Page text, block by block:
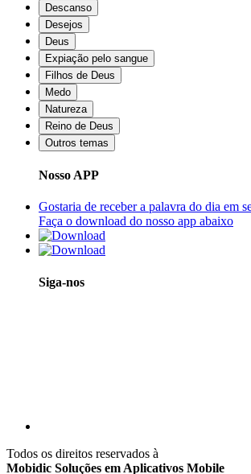
Descanso
Desejos
Deus
Expiação pelo sangue
Filhos de Deus
Medo
Natureza
Reino de Deus
Outros temas
Nosso APP
Gostaria de receber a palavra do dia em
Faça o download do nosso app abaixo
Siga-nos
Todos os direitos reservados à
Mobidic Soluções em Aplicativos Mobile